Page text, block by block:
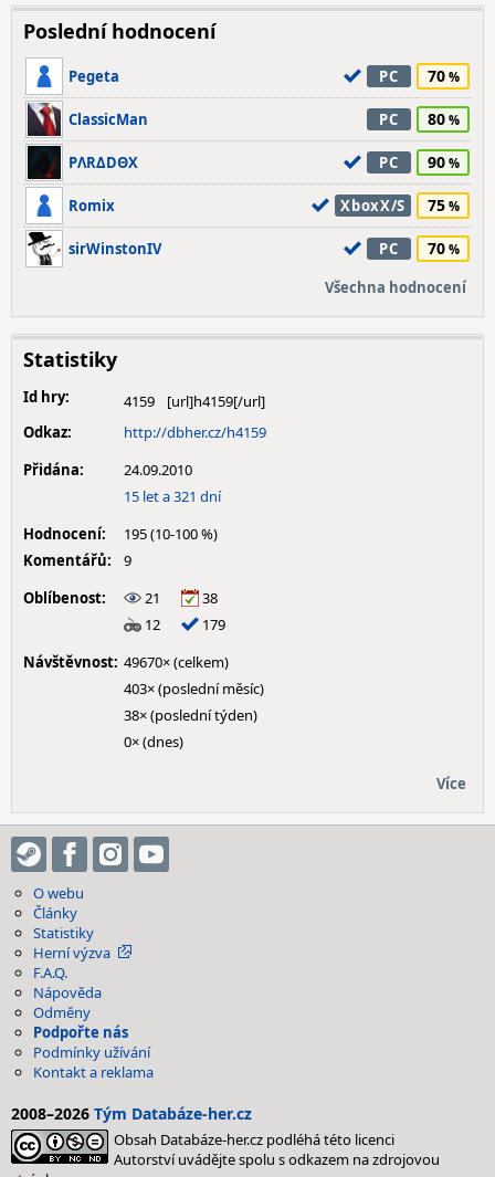
Poslední hodnocení
Pegeta PC 70
ClassicMan PC 80
PΛRΔDΘX PC 90
Romix XboxX/S 75
sirWinstonIV PC 70
Všechna hodnocení
Statistiky
Id hry:
4159
Odkaz:
http://dbher.cz/h4159
Přidána:
24.09.2010
15 let a 321 dní
Hodnocení:
195 (10-100 %)
Komentářů:
9
Oblíbenost:
21
38
12
179
Návštěvnost: 49670× (celkem)
403× (poslední měsíc)
38× (poslední týden)
0× (dnes)
Více
O webu
Články
Statistiky
Herní výzva
F.A.Q.
Nápověda
Odměny
Podpořte nás
Podmínky užívání
Kontakt a reklama
2008–2026 Tým Databáze-her.cz
Obsah Databáze-her.cz podléhá této licenci
Autorství uvádějte spolu s odkazem na zdrojovou